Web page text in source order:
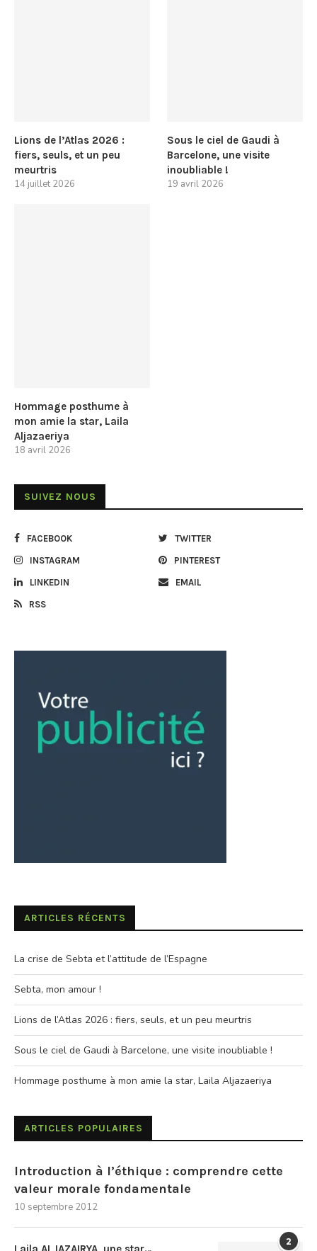
Lions de l’Atlas 2026 :
fiers, seuls, et un peu
meurtris
14 juillet 2026
Sous le ciel de Gaudi à
Barcelone, une visite
inoubliable !
19 avril 2026
Hommage posthume à
mon amie la star, Laila
Aljazaeriya
18 avril 2026
SUIVEZ NOUS
FACEBOOK TWITTER
INSTAGRAM PINTEREST
LINKEDIN EMAIL
RSS
ARTICLES RÉCENTS
La crise de Sebta et l’attitude de l’Espagne
Sebta, mon amour !
Lions de l’Atlas 2026 : fiers, seuls, et un peu meurtris
Sous le ciel de Gaudi à Barcelone, une visite inoubliable !
Hommage posthume à mon amie la star, Laila Aljazaeriya
ARTICLES POPULAIRES
Introduction à l’éthique : comprendre cette
valeur morale fondamentale
10 septembre 2012
2